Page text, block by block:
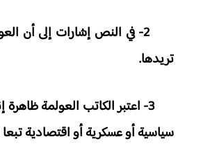
2- في النص إشارات إلى أن
تريدها.
3- اعتبر الكاتب العولمة
سياسية أو عسكرية أو اقتصادية